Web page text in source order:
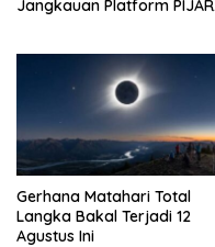
Jangkauan Platform PIJAR
Gerhana Matahari Total
Langka Bakal Terjadi 12
Agustus Ini